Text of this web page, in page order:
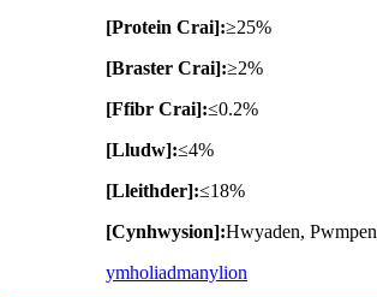
[Protein Crai]:≥25%
[Braster Crai]:≥2%
[Ffibr Crai]:≤0.2%
[Lludw]:≤4%
[Lleithder]:≤18%
[Cynhwysion]:Hwyaden, Pwmpen
ymholiadmanylion